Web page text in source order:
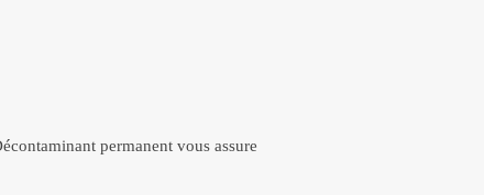
permanent vous assure